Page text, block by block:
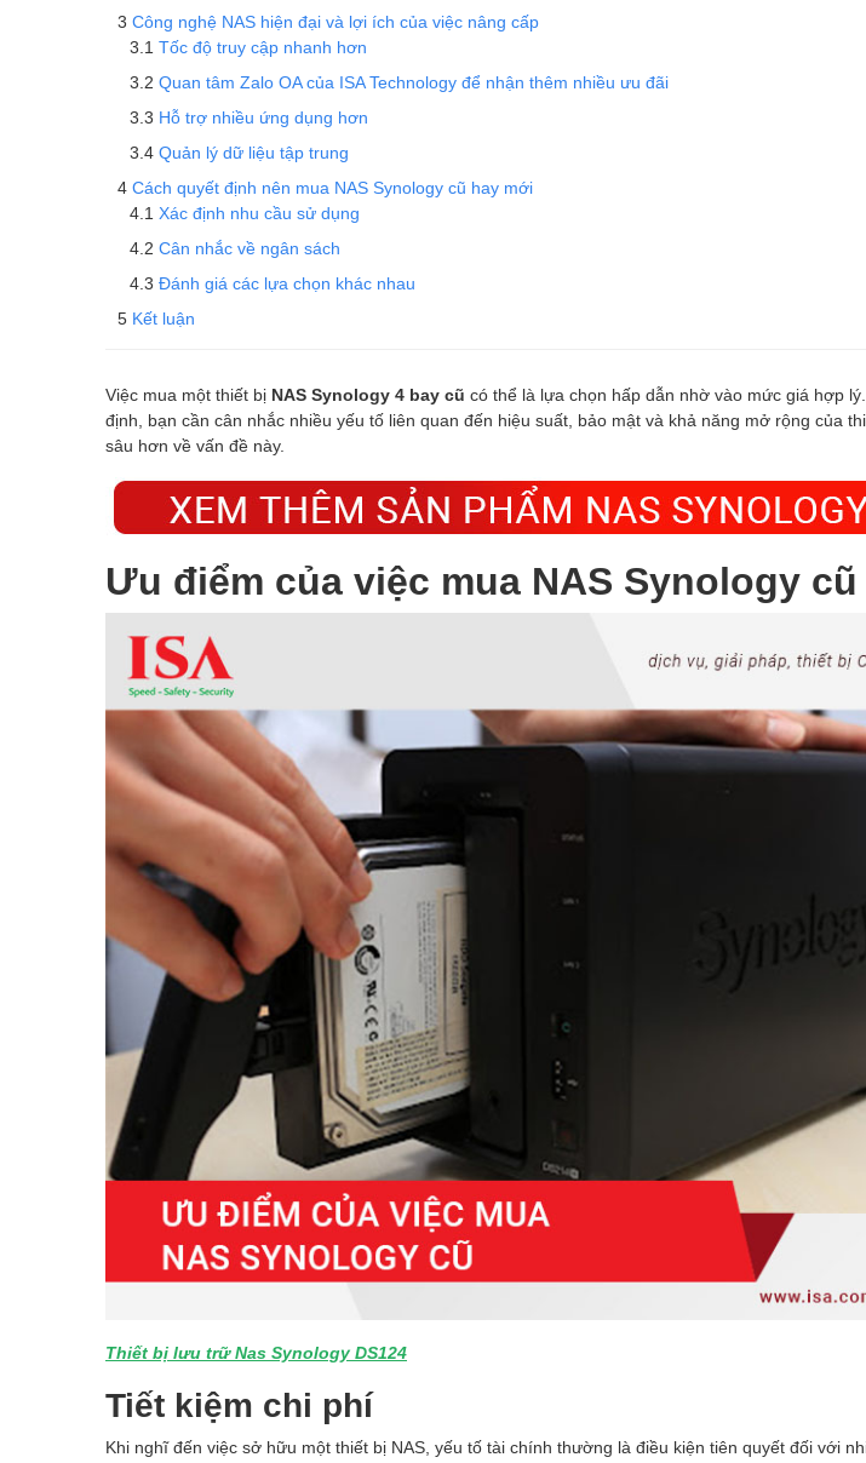
Công nghệ NAS hiện đại và lợi ích của việc nâng cấp
Tốc độ truy cập nhanh hơn
Quan tâm Zalo OA của ISA Technology để nhận thêm nhiều ưu đãi
Hỗ trợ nhiều ứng dụng hơn
Quản lý dữ liệu tập trung
Cách quyết định nên mua NAS Synology cũ hay mới
Xác định nhu cầu sử dụng
Cân nhắc về ngân sách
Đánh giá các lựa chọn khác nhau
Kết luận
Việc mua một thiết bị NAS Synology 4 bay cũ có thể là lựa chọn hấp dẫn nhờ vào mức giá hợp
định, bạn cần cân nhắc nhiều yếu tố liên quan đến hiệu suất, bảo mật và khả năng mở rộng của
sâu hơn về vấn đề này.
Ưu điểm của việc mua NAS Synology cũ
Thiết bị lưu trữ Nas Synology DS124
Tiết kiệm chi phí
Khi nghĩ đến việc sở hữu một thiết bị NAS, yếu tố tài chính thường là điều kiện tiên quyết đối với